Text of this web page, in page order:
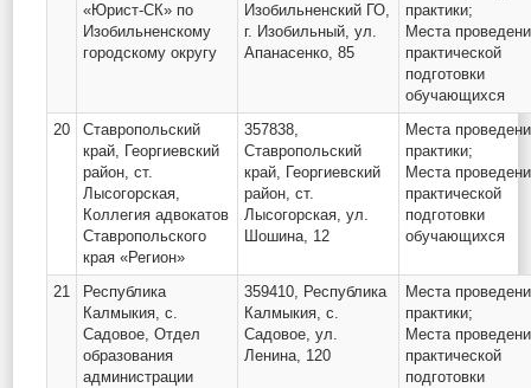
«Юрист-СК» по
Изобильненскому
городскому округу
Изобильненский ГО,
г. Изобильный, ул.
Апанасенко, 85
практики;
Места
практической
подготовки
обучающихся
20
Ставропольский
край, Георгиевский
район, ст.
Лысогорская,
Коллегия адвокатов
Ставропольского
края «Регион»
357838,
Ставропольский
край, Георгиевский
район, ст.
Лысогорская, ул.
Шошина, 12
Места
практики;
Места
практической
подготовки
обучающихся
21
Республика
Калмыкия, с.
Садовое, Отдел
образования
администрации
359410, Республика
Калмыкия, с.
Садовое, ул.
Ленина, 120
Места
практики;
Места
практической
подготовки